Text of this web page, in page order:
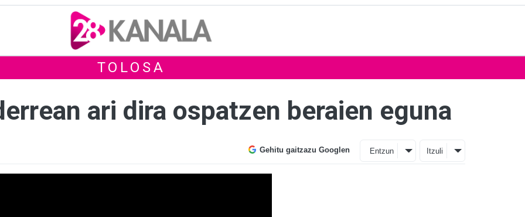
TOLOSA
ari dira ospatzen beraien eguna
Gehitu gaitzazu Googlen Entzun Itzuli